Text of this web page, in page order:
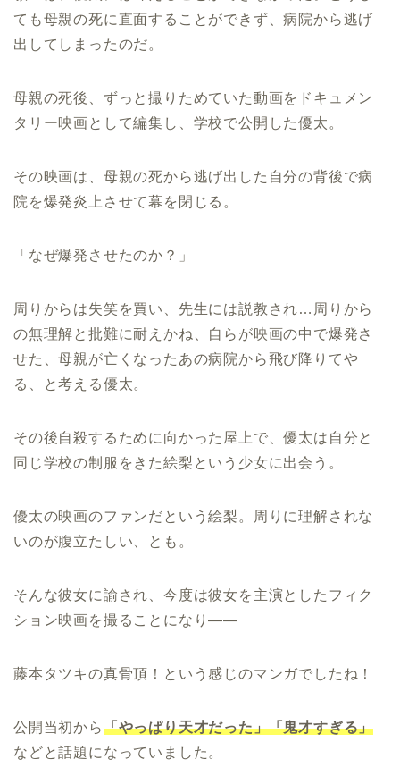
ても母親の死に直面することができず、病院から逃げ
出してしまったのだ。
母親の死後、ずっと撮りためていた動画をドキュメン
タリー映画として編集し、学校で公開した優太。
その映画は、母親の死から逃げ出した自分の背後で病
院を爆発炎上させて幕を閉じる。
「なぜ爆発させたのか？」
周りからは失笑を買い、先生には説教され…周りから
の無理解と批難に耐えかね、自らが映画の中で爆発さ
せた、母親が亡くなったあの病院から飛び降りてや
る、と考える優太。
その後自殺するために向かった屋上で、優太は自分と
同じ学校の制服をきた絵梨という少女に出会う。
優太の映画のファンだという絵梨。周りに理解されな
いのが腹立たしい、とも。
そんな彼女に諭され、今度は彼女を主演としたフィク
ション映画を撮ることになり――
藤本タツキの真骨頂！という感じのマンガでしたね！
公開当初から「やっぱり天才だった」「鬼才すぎる」
などと話題になっていました。